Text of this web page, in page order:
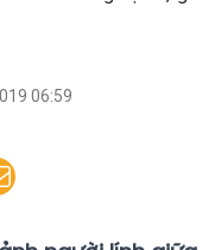
06:59
người lính